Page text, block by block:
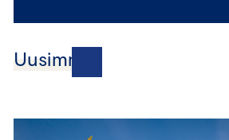
Uusimmat